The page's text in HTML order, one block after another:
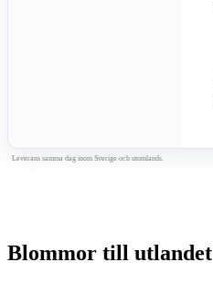
Leverans samma dag inom Sverige och utomlands.
Blommor till utlandet